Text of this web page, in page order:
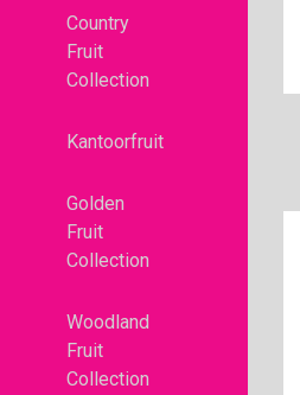
Country
Fruit
Collection
Kantoorfruit
Golden
Fruit
Collection
Woodland
Fruit
Collection